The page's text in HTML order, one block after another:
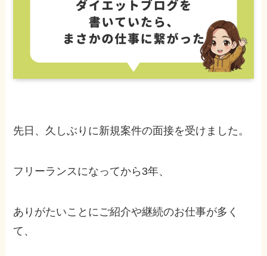
先日、久しぶりに新規案件の面接を受けました。
フリーランスになってから3年、
ありがたいことにご紹介や継続のお仕事が多く
て、